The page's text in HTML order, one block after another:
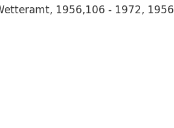
1956,106 - 1972,